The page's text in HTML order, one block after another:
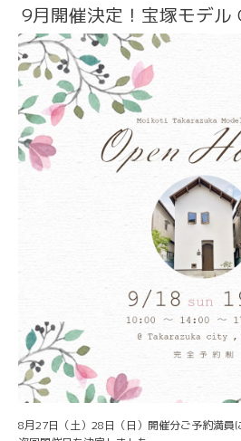
9月開催決定！宝塚モデル
8月27日（土）28日（日）開催分ご予約満員